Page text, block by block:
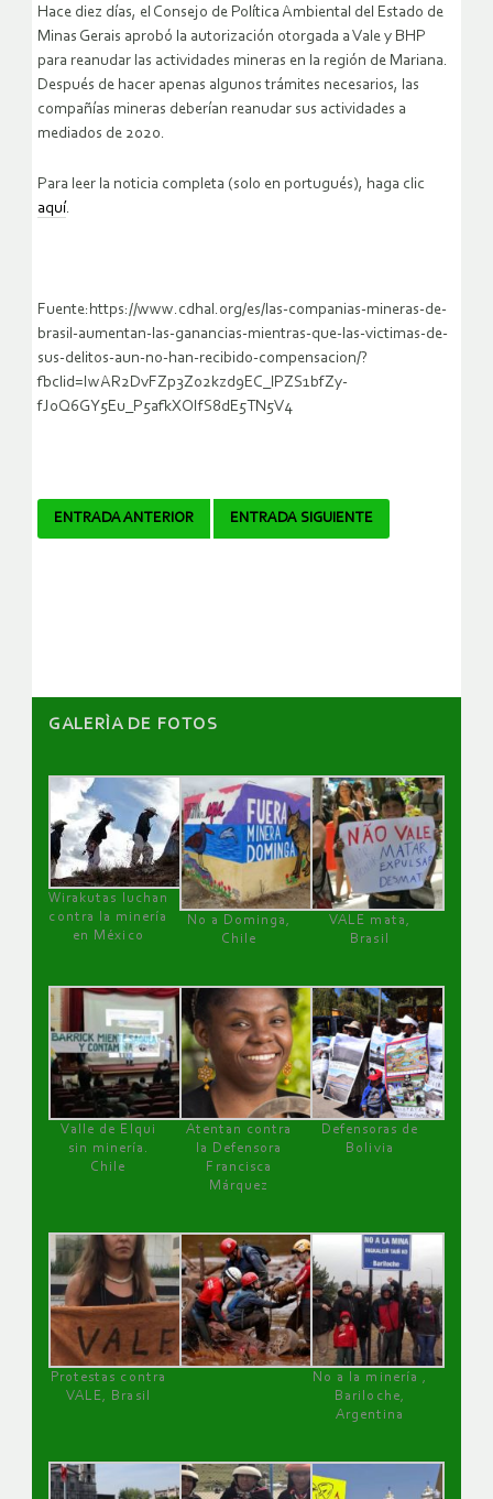
Hace diez días, el Consejo de Política Ambiental del Estado de
Minas Gerais aprobó la autorización otorgada a Vale y BHP
para reanudar las actividades mineras en la región de Mariana.
Después de hacer apenas algunos trámites necesarios, las
compañías mineras deberían reanudar sus actividades a
mediados de 2020.
Para leer la noticia completa (solo en portugués), haga clic
aquí.
Fuente:https://www.cdhal.org/es/las-companias-mineras-de-
brasil-aumentan-las-ganancias-mientras-que-las-victimas-de-
sus-delitos-aun-no-han-recibido-compensacion/?
fbclid=IwAR2DvFZp3Zo2kzd9EC_lPZS1bfZy-
fJ0Q6GY5Eu_P5afkXOIfS8dE5TN5V4
Navegador
ENTRADA ANTERIOR ENTRADA SIGUIENTE
GALERÌA DE FOTOS
Wirakutas luchan
contra la minería
en México
No a Dominga,
Chile
VALE mata,
Brasil
Valle de Elqui
sin minería.
Chile
Atentan contra
la Defensora
Francisca
Márquez
Defensoras de
Bolivia
Protestas contra
VALE, Brasil
No a la minería ,
Bariloche,
Argentina